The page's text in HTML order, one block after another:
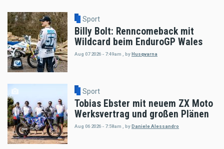
Sport
Billy Bolt: Renncomeback mit
Wildcard beim EnduroGP Wales
Aug 07 2026 - 7:49am , by Husqvarna
Sport
Tobias Ebster mit neuem ZX Moto
Werksvertrag und großen Plänen
Aug 06 2026 - 7:58am , byDaniele Alessandro